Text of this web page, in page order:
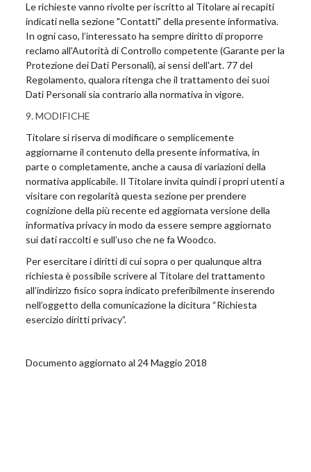
Le richieste vanno rivolte per iscritto al Titolare ai recapiti
indicati nella sezione "Contatti" della presente informativa.
In ogni caso, l’interessato ha sempre diritto di proporre
reclamo all'Autorità di Controllo competente (Garante per la
Protezione dei Dati Personali), ai sensi dell'art. 77 del
Regolamento, qualora ritenga che il trattamento dei suoi
Dati Personali sia contrario alla normativa in vigore.
9. MODIFICHE
Titolare si riserva di modificare o semplicemente
aggiornarne il contenuto della presente informativa, in
parte o completamente, anche a causa di variazioni della
normativa applicabile. Il Titolare invita quindi i propri utenti a
visitare con regolarità questa sezione per prendere
cognizione della più recente ed aggiornata versione della
informativa privacy in modo da essere sempre aggiornato
sui dati raccolti e sull’uso che ne fa Woodco.
Per esercitare i diritti di cui sopra o per qualunque altra
richiesta è possibile scrivere al Titolare del trattamento
all’indirizzo fisico sopra indicato preferibilmente inserendo
nell’oggetto della comunicazione la dicitura “Richiesta
esercizio diritti privacy”.
Documento aggiornato al 24 Maggio 2018